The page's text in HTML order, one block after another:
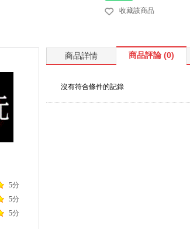
收藏該商品
5分
5分
5分
商品詳情 商品評論 (0)
沒有符合條件的記錄